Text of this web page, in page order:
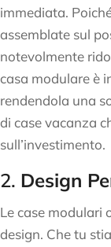
immediata.
assemblate sul
notevolmente
casa modulare è
rendendola una
di case vacanza
sull’investimento.
2. Design
Le case modulari
design. Che tu